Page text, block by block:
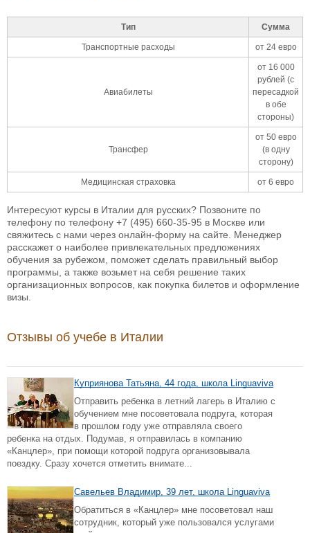
Тип Сумма
Транспортные расходы от 24 евро
Авиабилеты
от 16 000
рублей (с
пересадкой
в обе
стороны)
Трансфер
от 50 евро
(в одну
сторону)
Медицинская страховка от 6 евро
Интересуют курсы в Италии для русских? Позвоните по
телефону по телефону +7 (495) 660-35-95 в Москве или
свяжитесь с нами через онлайн-форму на сайте. Менеджер
расскажет о наиболее привлекательных предложениях
обучения за рубежом, поможет сделать правильный выбор
программы, а также возьмет на себя решение таких
организационных вопросов, как покупка билетов и оформление
визы.
Отзывы об учебе в Италии
Куприянова Татьяна, 44 года, школа Linguaviva
Отправить ребенка в летний лагерь в Италию с
обучением мне посоветовала подруга, которая
в прошлом году уже отправляла своего
ребенка на отдых. Подумав, я отправилась в компанию
«Канцлер», при помощи которой подруга организовывала
поездку. Сразу хочется отметить внимате...
Савельев Владимир, 39 лет, школа Linguaviva
Обратиться в «Канцлер» мне посоветовал наш
сотрудник, который уже пользовался услугами